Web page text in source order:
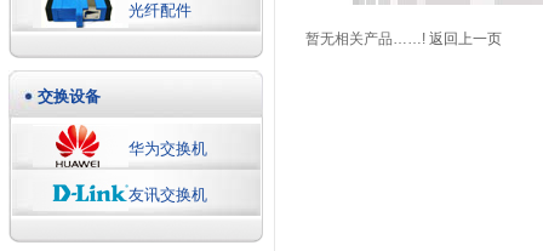
光纤配件
交换设备
华为交换机
友讯交换机
暂无相关产品……! 返回上一页